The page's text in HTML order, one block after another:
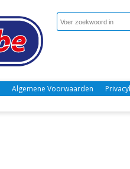
Algemene Voorwaarden